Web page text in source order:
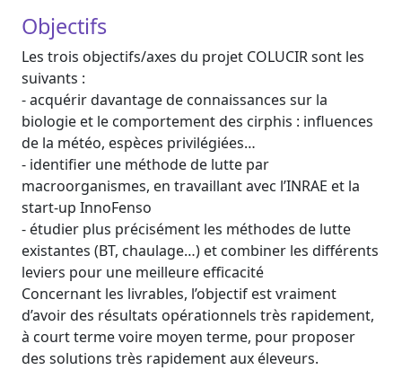
Objectifs
Les trois objectifs/axes du projet COLUCIR sont les
suivants :
- acquérir davantage de connaissances sur la
biologie et le comportement des cirphis : influences
de la météo, espèces privilégiées…
- identifier une méthode de lutte par
macroorganismes, en travaillant avec l’INRAE et la
start-up InnoFenso
- étudier plus précisément les méthodes de lutte
existantes (BT, chaulage…) et combiner les différents
leviers pour une meilleure efficacité
Concernant les livrables, l’objectif est vraiment
d’avoir des résultats opérationnels très rapidement,
à court terme voire moyen terme, pour proposer
des solutions très rapidement aux éleveurs.